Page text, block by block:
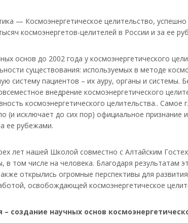
— Космоэнергетическое целительство,
космоэнергетов-целителей в России и за ее
основ до 2002 года у космоэнергетического
существования: используемых в методе
систему пациентов – их ауру, органы и
внедрение космоэнергетического
космоэнергетического целительства..
(и исключает до сих пор) официальное признание
ее рубежами.
лет нашей Школой совместно с Алтайским
в том числе на человека. Благодаря результатам
открылись огромные перспективы для
освобождающей космоэнергетическое
создание научных основ